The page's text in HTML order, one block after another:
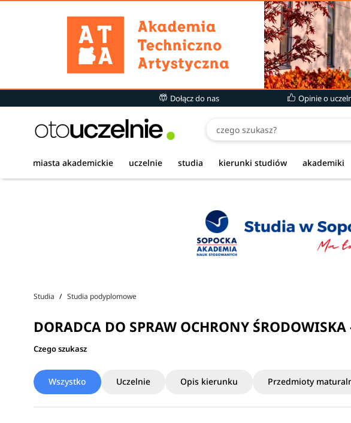
Dołącz do nas Opinie o
miasta akademickie uczelnie studia kierunki studiów akademiki
Studia Studia podyplomowe
DORADCA DO SPRAW OCHRONY
Czego szukasz
Wszystko Uczelnie Opis kierunku Przedmioty